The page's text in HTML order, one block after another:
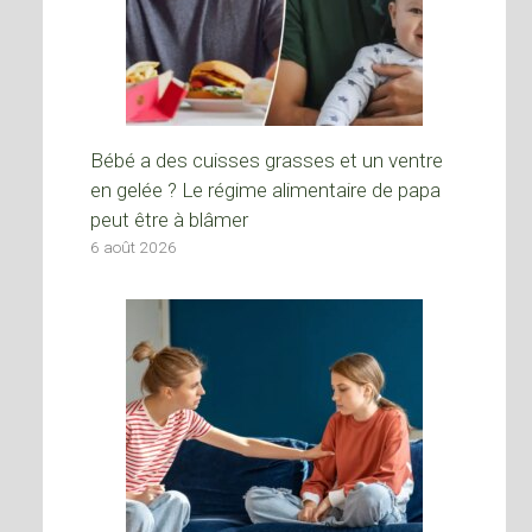
Bébé a des cuisses grasses et un ventre
en gelée ? Le régime alimentaire de papa
peut être à blâmer
6 août 2026